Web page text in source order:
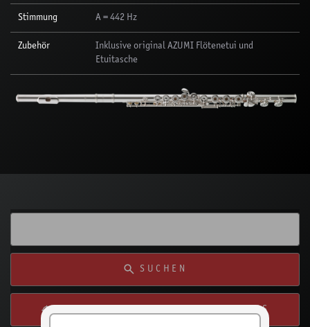
Stimmung A = 442 Hz
Zubehör
Inklusive original AZUMI Flötenetui und
Etuitasche
SUCHEN
SUCHE VON MEINEM STANDORT AUS